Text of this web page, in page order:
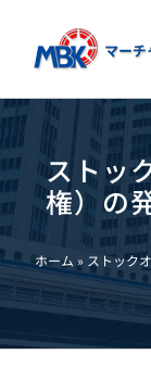
content
ストッ
権）の
ホーム » ストック